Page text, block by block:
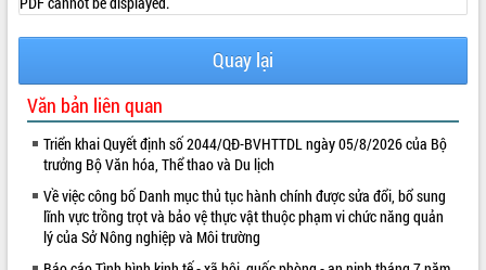
VIDEO
Quay lại
Văn bản liên quan
Triển khai Quyết định số 2044/QĐ-BVHTTDL ngày 05/8/2026 của Bộ
trưởng Bộ Văn hóa, Thể thao và Du lịch
Về việc công bố Danh mục thủ tục hành chính được sửa đổi, bổ sung
lĩnh vực trồng trọt và bảo vệ thực vật thuộc phạm vi chức năng quản
lý của Sở Nông nghiệp và Môi trường